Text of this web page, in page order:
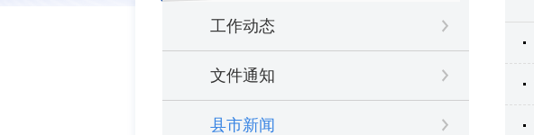
工作动态
文件通知
县市新闻